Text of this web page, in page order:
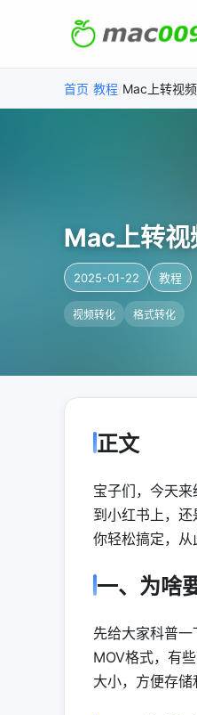
首页 教程 Mac上转视
Mac上转视
2025-01-22 教程
视频转化 格式转化
正文
宝子们，今天
到小红书上，
你轻松搞定，从
一、为啥
先给大家科普
MOV格式，有
大小，方便存储